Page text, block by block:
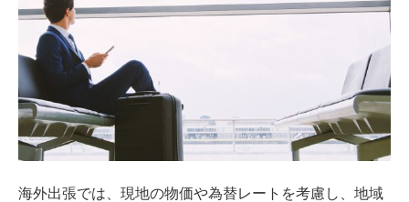
海外出張では、現地の物価や為替レートを考慮し、地域